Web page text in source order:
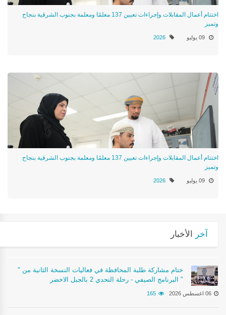
اختتام أعمال المقابلات وإجراءات تعيين 137 معلمًا ومعلمة بجنوب الشرقية بنجاح
وتميز
09 يوليو 2026
اختتام أعمال المقابلات وإجراءات تعيين 137 معلمًا ومعلمة بجنوب الشرقية بنجاح
وتميز
09 يوليو 2026
آخر الأخبار
ختام مشاركة طلبة المحافظة في فعاليات النسخة الثانية من "
البرنامج الصيفي - رحلة التحدي 2 بالجبل الاخضر "
06 اغسطس 2026 165